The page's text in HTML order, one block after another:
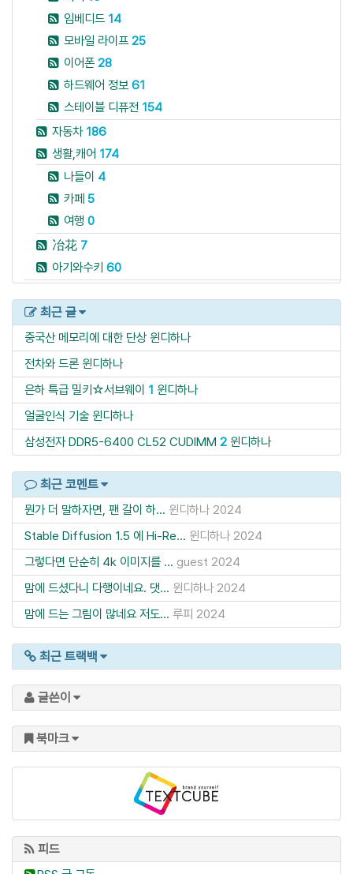
임베디드 14
모바일 라이프 25
이어폰 28
하드웨어 정보 61
스테이블 디퓨전 154
자동차 186
생활,캐어 174
나들이 4
카페 5
여행 0
冶花 7
아기와수키 60
최근 글
중국산 메모리에 대한 단상 윈디하나
전차와 드론 윈디하나
은하 특급 밀키☆서브웨이 1 윈디하나
얼굴인식 기술 윈디하나
삼성전자 DDR5-6400 CL52 CUDIMM 2 윈디하나
최근 코멘트
뭔가 더 말하자면, 팬 갈이 하... 윈디하나 2024
Stable Diffusion 1.5 에 Hi-Re... 윈디하나 2024
그렇다면 단순히 4k 이미지를 ... guest 2024
맘에 드셨다니 다행이네요. 댓... 윈디하나 2024
맘에 드는 그림이 많네요 저도... 루피 2024
최근 트랙백
글쓴이
북마크
피드